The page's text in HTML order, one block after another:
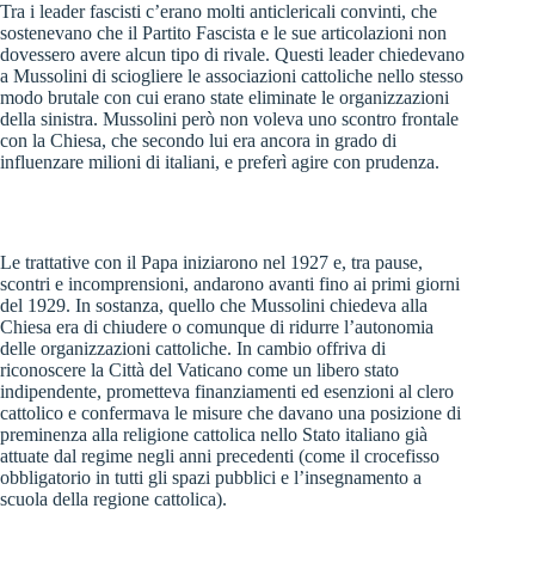
Tra i leader fascisti c’erano molti anticlericali convinti, che
sostenevano che il Partito Fascista e le sue articolazioni non
dovessero avere alcun tipo di rivale. Questi leader chiedevano
a Mussolini di sciogliere le associazioni cattoliche nello stesso
modo brutale con cui erano state eliminate le organizzazioni
della sinistra. Mussolini però non voleva uno scontro frontale
con la Chiesa, che secondo lui era ancora in grado di
influenzare milioni di italiani, e preferì agire con prudenza.
Le trattative con il Papa iniziarono nel 1927 e, tra pause,
scontri e incomprensioni, andarono avanti fino ai primi giorni
del 1929. In sostanza, quello che Mussolini chiedeva alla
Chiesa era di chiudere o comunque di ridurre l’autonomia
delle organizzazioni cattoliche. In cambio offriva di
riconoscere la Città del Vaticano come un libero stato
indipendente, prometteva finanziamenti ed esenzioni al clero
cattolico e confermava le misure che davano una posizione di
preminenza alla religione cattolica nello Stato italiano già
attuate dal regime negli anni precedenti (come il crocefisso
obbligatorio in tutti gli spazi pubblici e l’insegnamento a
scuola della regione cattolica).